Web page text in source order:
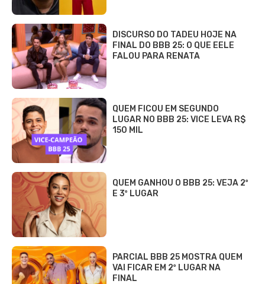
DISCURSO DO TADEU HOJE NA
FINAL DO BBB 25: O QUE EELE
FALOU PARA RENATA
QUEM FICOU EM SEGUNDO
LUGAR NO BBB 25: VICE LEVA R$
150 MIL
QUEM GANHOU O BBB 25: VEJA 2º
E 3º LUGAR
PARCIAL BBB 25 MOSTRA QUEM
VAI FICAR EM 2º LUGAR NA
FINAL